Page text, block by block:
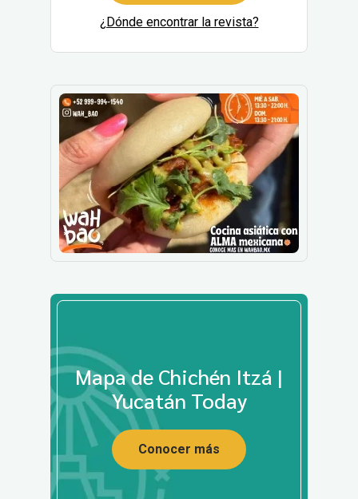
¿Dónde encontrar la revista?
Mapa de Chichén Itzá |
Yucatán Today
Conocer más